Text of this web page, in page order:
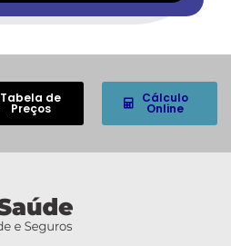
Tabela de
Preços
Cálculo
Online